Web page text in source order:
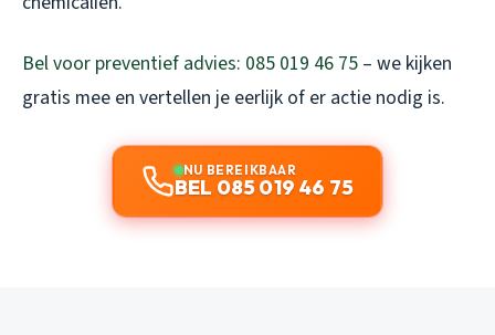
Bel voor preventief advies: 085 019 46 75 – we kijken
gratis mee en vertellen je eerlijk of er actie nodig is.
NU BEREIKBAAR
BEL 085 019 46 75